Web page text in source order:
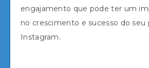
engajamento que pode ter um
no crescimento e sucesso do seu
Instagram.